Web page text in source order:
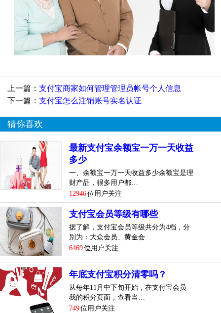
上一篇： 支付宝商家如何管理管理员帐号个人信息
下一篇： 支付宝怎么注销账号实名认证
猜你喜欢
最新支付宝余额宝一万一天收益
多少
一、余额宝一万一天收益多少余额宝是理
财产品，很多用户都…
12946位用户关注
支付宝会员等级有哪些
据了解，支付宝会员等级共分为4档，分
别为：大众会员、黄金会…
6469位用户关注
年底支付宝积分清零吗？
从每年11月中下旬开始，在支付宝会员-
我的积分页面，查看当…
749位用户关注